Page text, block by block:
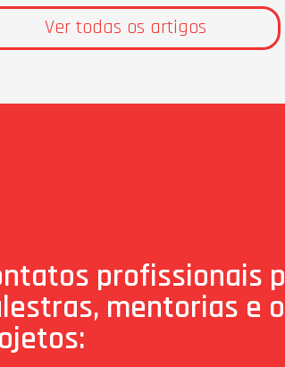
Ver todas os artigos
profissionais
mentorias e